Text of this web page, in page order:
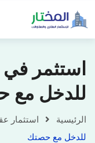
استثمر
للدخل مع
الرئيسية استثمار
للدخل مع حصتك